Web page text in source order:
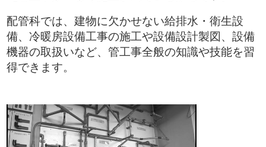
配管科では、建物に欠かせない給排水・衛生設
備、冷暖房設備工事の施工や設備設計製図、設備
機器の取扱いなど、管工事全般の知識や技能を習
得できます。